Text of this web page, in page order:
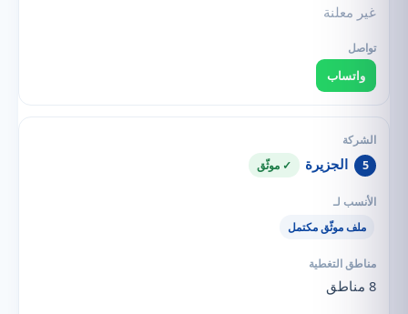
غير معلنة
واتساب
5 الجزيرة ✓ موثّق
ملف موثّق مكتمل
8 مناطق